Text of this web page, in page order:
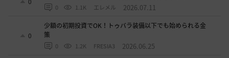
0 1.1K エレメル 2026.07.11
0
少額の初期投資でOK！トゥバラ装備以下でも始められる金
策
0 1.2K FRESIA3 2026.06.25